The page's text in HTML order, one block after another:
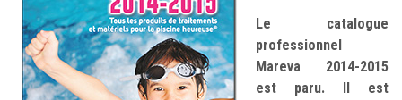
Le catalogue
professionnel
Mareva 2014-2015
est paru. Il est